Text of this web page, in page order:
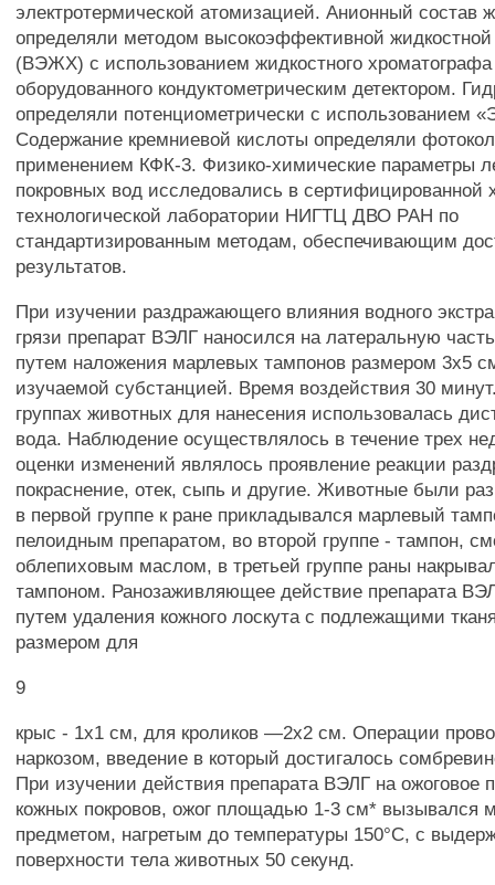
электротермической атомизацией. Анионный состав
определяли методом высокоэффективной
(ВЭЖХ) с использованием жидкостного
оборудованного кондуктометрическим детектором.
определяли потенциометрически с использованием
Содержание кремниевой кислоты определяли
применением КФК-3. Физико-химические параметры
покровных вод исследовались в сертифицированной
технологической лаборатории НИГТЦ ДВО РАН по
стандартизированным методам, обеспечивающим
результатов.
При изучении раздражающего влияния водного
грязи препарат ВЭЛГ наносился на латеральную
путем наложения марлевых тампонов размером 3x5
изучаемой субстанцией. Время воздействия 30
группах животных для нанесения использовалась
вода. Наблюдение осуществлялось в течение трех
оценки изменений являлось проявление реакции
покраснение, отек, сыпь и другие. Животные были
в первой группе к ране прикладывался марлевый
пелоидным препаратом, во второй группе - тампон,
облепиховым маслом, в третьей группе раны
тампоном. Ранозаживляющее действие препарата
путем удаления кожного лоскута с подлежащими
размером для
9
крыс - 1x1 см, для кроликов —2x2 см. Операции
наркозом, введение в который достигалось
При изучении действия препарата ВЭЛГ на ожоговое
кожных покровов, ожог площадью 1-3 см* вызывался
предметом, нагретым до температуры 150°С, с
поверхности тела животных 50 секунд.